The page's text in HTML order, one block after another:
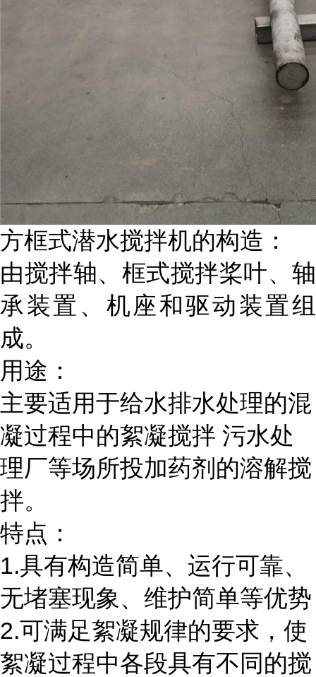
方框式潜水搅拌机的构造：
由搅拌轴、框式搅拌桨叶、轴
承装置、机座和驱动装置组
成。
用途：
主要适用于给水排水处理的混
凝过程中的絮凝搅拌 污水处
理厂等场所投加药剂的溶解搅
拌。
特点：
1.具有构造简单、运行可靠、
无堵塞现象、维护简单等优势
2.可满足絮凝规律的要求，使
絮凝过程中各段具有不同的搅